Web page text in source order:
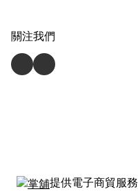
關注我們
提供電子商貿服務